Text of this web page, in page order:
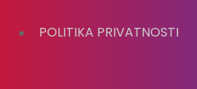
POLITIKA PRIVATNOSTI